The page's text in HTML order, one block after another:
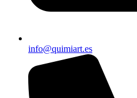
info@quimiart.es